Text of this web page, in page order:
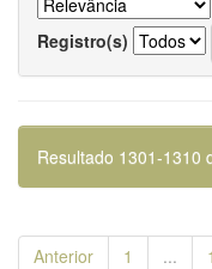
Registro(s)
Resultado 1301-1310
Anterior 1 ...